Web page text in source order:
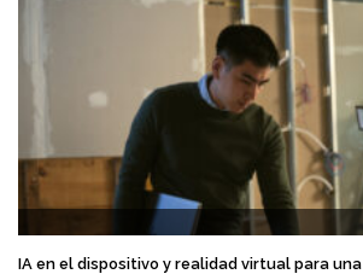
IA en el dispositivo y realidad virtual para